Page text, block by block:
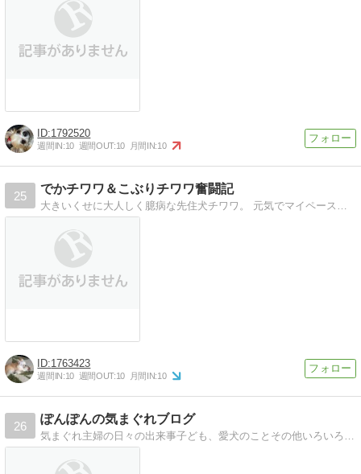
1792520
週間IN:10 週間OUT:10 月間IN:10
25
でかチワワ＆こぶりチワワ奮闘記
1763423
週間IN:10 週間OUT:10 月間IN:10
26
ぽんぽんの気まぐれブログ